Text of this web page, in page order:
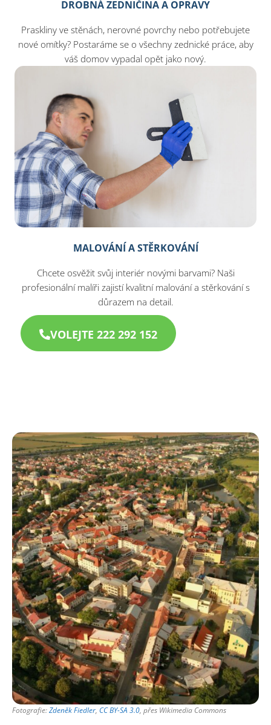
DROBNÁ ZEDNIČINA A OPRAVY
Praskliny ve stěnách, nerovné povrchy nebo potřebujete
nové omítky? Postaráme se o všechny zednické práce, aby
váš domov vypadal opět jako nový.
MALOVÁNÍ A STĚRKOVÁNÍ
Chcete osvěžit svůj interiér novými barvami? Naši
profesionální malíři zajistí kvalitní malování a stěrkování s
důrazem na detail.
VOLEJTE 222 292 152
Fotografie:Zdeněk Fiedler, CC BY-SA 3.0, přes Wikimedia Commons